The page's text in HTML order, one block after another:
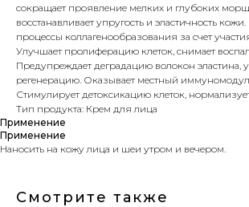
сокращает проявление мелких и глубоких
восстанавливает упругость и эластичность
процессы коллагенообразования за счет
Улучшает пролиферацию клеток, снимает
Предупреждает деградацию волокон эластина,
регенерацию. Оказывает местный
Стимулирует детоксикацию клеток,
Тип продукта: Крем для лица
Применение
Применение
Наносить на кожу лица и шеи утром и вечером.
Смотрите также